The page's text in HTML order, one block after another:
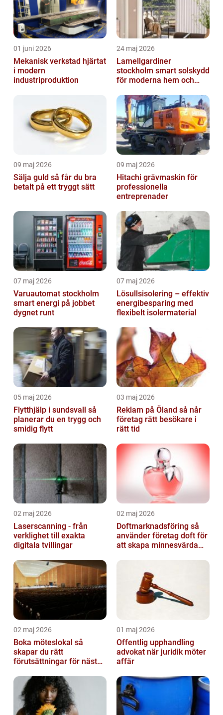
01 juni 2026
Mekanisk verkstad hjärtat
i modern
industriproduktion
24 maj 2026
Lamellgardiner
stockholm smart solskydd
för moderna hem och
09 maj 2026
Sälja guld så får du bra
betalt på ett tryggt sätt
09 maj 2026
Hitachi grävmaskin för
professionella
entreprenader
07 maj 2026
Varuautomat stockholm
smart energi på jobbet
dygnet runt
07 maj 2026
Lösullsisolering – effektiv
energibesparing med
flexibelt isolermaterial
05 maj 2026
Flytthjälp i sundsvall så
planerar du en trygg och
smidig flytt
03 maj 2026
Reklam på Öland så når
företag rätt besökare i
rätt tid
02 maj 2026
Laserscanning - från
verklighet till exakta
digitala tvillingar
02 maj 2026
Doftmarknadsföring så
använder företag doft för
att skapa minnesvärda
02 maj 2026
Boka möteslokal så
skapar du rätt
förutsättningar för nästa
01 maj 2026
Offentlig upphandling
advokat när juridik möter
affär